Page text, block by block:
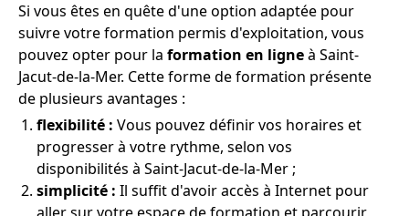
Si vous êtes en quête d'une option adaptée pour
suivre votre formation permis d'exploitation, vous
pouvez opter pour la formation en ligneà Saint-
Jacut-de-la-Mer. Cette forme de formation présente
de plusieurs avantages :
flexibilité : Vous pouvez définir vos horaires et
progresser à votre rythme, selon vos
disponibilités à Saint-Jacut-de-la-Mer ;
simplicité : Il suffit d'avoir accès à Internet pour